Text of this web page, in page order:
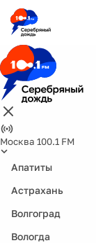
Москва 100.1 FM
Апатиты
Астрахань
Волгоград
Вологда